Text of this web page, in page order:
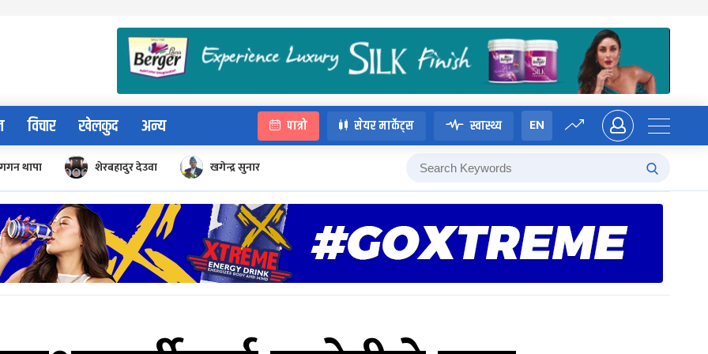
विचार खेलकुद अन्य पात्रो सेयर मार्केट्स स्वास्थ्य EN
गगन थापा शेरबहादुर देउवा खगेन्द्र सुनार